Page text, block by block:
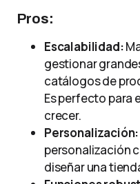
Pros:
Escalabilidad:
gestionar
catálogos de
Es perfecto para
crecer.
Personalización:
personalización
diseñar una